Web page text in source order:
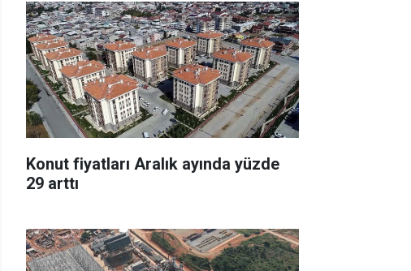
Konut fiyatları Aralık ayında yüzde
29 arttı